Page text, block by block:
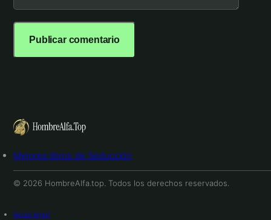
Mejores libros de Seducción
© 2026 HombreAlfa.top. Todos los derechos reservados.
Aviso legal